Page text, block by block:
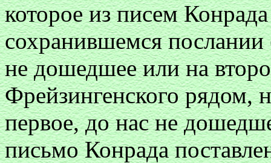
которое из писем
сохранившемся
не дошедшее или на
Фрейзингенского рядом,
первое, до нас не
письмо Конрада